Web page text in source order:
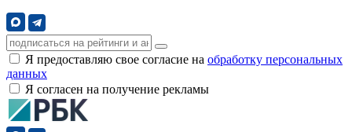
Я предоставляю свое согласие на обработку персональных
данных
Я согласен на получение рекламы